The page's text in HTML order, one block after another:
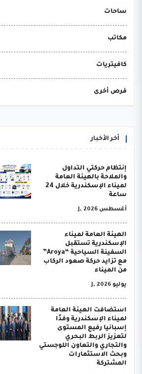
ساحات
مكاتب
كافيتريات
فرص أخرى
أخر الأخبار
إنتظام حركتي التداول
والملاحة بالهيئة العامة
لميناء الإسكندرية خلال 24
ساعة
أغسطس J, 2026
الهيئة العامة لميناء
الإسكندرية تستقبل
السفينة السياحية “Aroya”
مع تزايد حركة صعود الركاب
من الميناء
يوليو J, 2026
استضافت الهيئة العامة
لميناء الإسكندرية وفدًا
إسبانيا رفيع المستوى
لتعزيز الربط البحري
والتجاري والتعاون اللوجستي
وبحث الاستثمارات
المشتركة